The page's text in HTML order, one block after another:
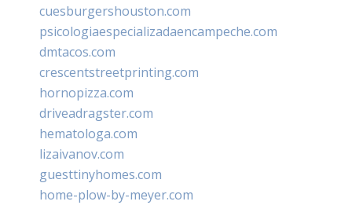
cuesburgershouston.com
psicologiaespecializadaencampeche.com
dmtacos.com
crescentstreetprinting.com
hornopizza.com
driveadragster.com
hematologa.com
lizaivanov.com
guesttinyhomes.com
home-plow-by-meyer.com